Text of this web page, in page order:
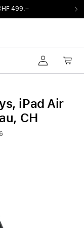
iPad Air
CH